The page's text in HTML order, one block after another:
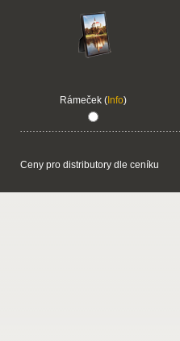
Rámeček (Info)
Ceny pro distributory dle ceníku